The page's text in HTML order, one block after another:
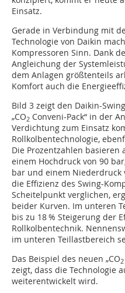
Einsatz.
Gerade in Verbindung mit
Technologie von Daikin
Kompressoren Sinn. Dank
Angleichung der
dem Anlagen größtenteils
Komfort auch die
Bild 3 zeigt den Daikin-
„CO2 Conveni-Pack“ in der
Verdichtung zum Einsatz
Rollkolbentechnologie,
Die Prozentzahlen
einem Hochdruck von 90
bar und einem Niederdruck
die Effizienz des Swing-
Scheitelpunkt verglichen,
beider Kurven. Im unteren
bis zu 18 % Steigerung der
Rollkolbentechnik.
im unteren Teillastbereich
Das Beispiel des neuen „CO2
zeigt, dass die Technologie
weiterentwickelt wird.